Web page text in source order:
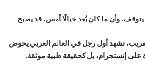
وأن ما كان يُعد خيالًا أمس، قد يصبح
نشهد أول رجل في العالم العربي يخوض
على إنستجرام، بل كحقيقة طبية موثقة.